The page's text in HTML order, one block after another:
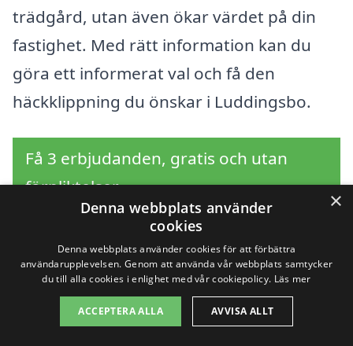
trädgård, utan även ökar värdet på din
fastighet. Med rätt information kan du
göra ett informerat val och få den
häckklippning du önskar i Luddingsbo.
Få 3 erbjudanden, gratis och utan
förpliktelser
Sök efter en
professionell för
×
Denna webbplats använder
cookies
Denna webbplats använder cookies för att förbättra
användarupplevelsen. Genom att använda vår webbplats samtycker
du till alla cookies i enlighet med vår cookiepolicy. Läs mer
ACCEPTERA ALLA AVVISA ALLT